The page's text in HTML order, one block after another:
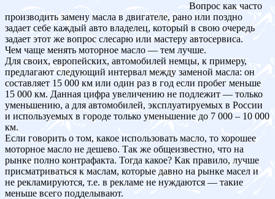
Вопрос как часто
производить замену масла в двигателе, рано или поздно
задает себе каждый авто владелец, который в свою очередь
задает этот же вопрос слесарю или мастеру автосервиса.
Чем чаще менять моторное масло — тем лучше.
Для своих, европейских, автомобилей немцы, к примеру,
предлагают следующий интервал между заменой масла: он
составляет 15 000 км или один раз в год если пробег меньше
15 000 км. Данная цифра увеличению не подлежит — только
уменьшению, а для автомобилей, эксплуатируемых в России
и используемых в городе только уменьшение до 7 000 – 10 000
км.
Если говорить о том, какое использовать масло, то хорошее
моторное масло не дешево. Так же общеизвестно, что на
рынке полно контрафакта. Тогда какое? Как правило, лучше
присматриваться к маслам, которые давно на рынке масел и
не рекламируются, т.е. в рекламе не нуждаются — такие
меньше всего подделывают.